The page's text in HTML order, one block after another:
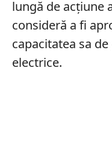
lungă de acțiune
consideră a fi
capacitatea sa
electrice.